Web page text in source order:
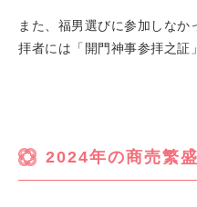
また、福男選びに参加しな
拝者には「開門神事参拝之証
2024年の商売繁